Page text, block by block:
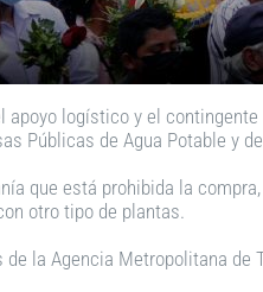
logístico y el
Públicas de Agua Potable y
que está prohibida la
otro tipo de plantas.
la Agencia Metropolitana